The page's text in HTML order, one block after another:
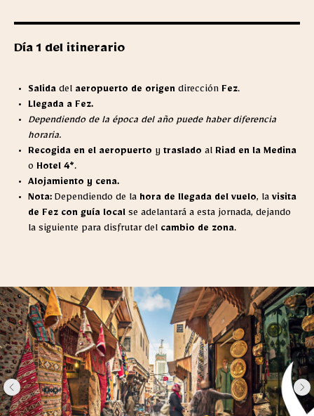
Día 1 del itinerario
Salida del aeropuerto de origen dirección Fez.
Llegada a Fez.
Dependiendo de la época del año puede haber diferencia
horaria.
Recogida en el aeropuerto y traslado al Riad en la Medina
o Hotel 4*.
Alojamiento y cena.
Nota: Dependiendo de la hora de llegada del vuelo, la visita
de Fez con guía local se adelantará a esta jornada, dejando
la siguiente para disfrutar del cambio de zona.